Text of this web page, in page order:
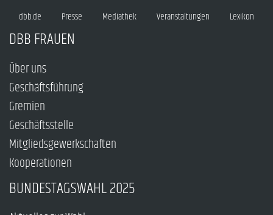
dbb.de Presse Mediathek Veranstaltungen Lexikon
DBB FRAUEN
Über uns
Geschäftsführung
Gremien
Geschäftsstelle
Mitgliedsgewerkschaften
Kooperationen
BUNDESTAGSWAHL 2025